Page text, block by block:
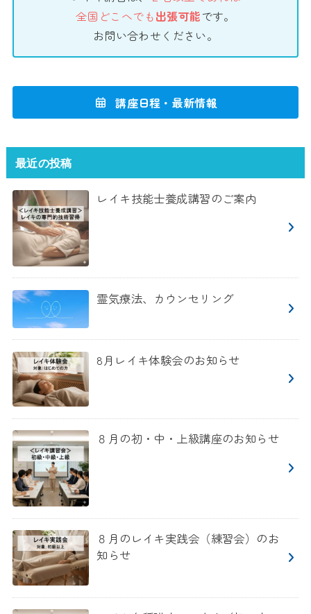
全国どこへでも出張可能です。
お問い合わせください。
講座日程・最新情報
最近の投稿
レイキ技能士養成講習のご案内
霊気療法、カウンセリング
8月レイキ体験会のお知らせ
８月の初・中・上級講座のお知らせ
８月のレイキ実践会（練習会）のお
知らせ